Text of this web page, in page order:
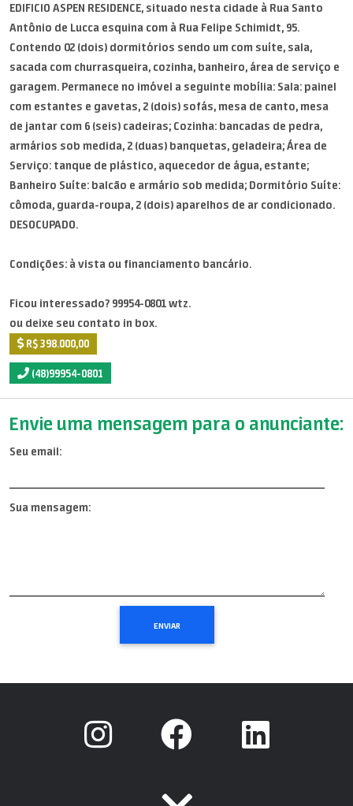
EDIFICIO ASPEN RESIDENCE, situado nesta cidade à Rua Santo
Antônio de Lucca esquina com à Rua Felipe Schimidt, 95.
Contendo 02 (dois) dormitórios sendo um com suíte, sala,
sacada com churrasqueira, cozinha, banheiro, área de serviço e
garagem. Permanece no imóvel a seguinte mobília: Sala: painel
com estantes e gavetas, 2 (dois) sofás, mesa de canto, mesa
de jantar com 6 (seis) cadeiras; Cozinha: bancadas de pedra,
armários sob medida, 2 (duas) banquetas, geladeira; Área de
Serviço: tanque de plástico, aquecedor de água, estante;
Banheiro Suíte: balcão e armário sob medida; Dormitório Suíte:
cômoda, guarda-roupa, 2 (dois) aparelhos de ar condicionado.
DESOCUPADO.
Condições: à vista ou financiamento bancário.
Ficou interessado? 99954-0801 wtz.
ou deixe seu contato in box.
R$ 398.000,00
(48)99954-0801
Envie uma mensagem para o anunciante:
Seu email:
Sua mensagem: